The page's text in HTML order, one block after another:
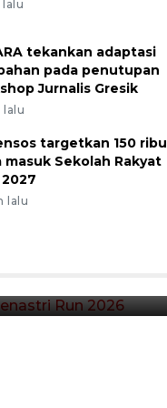
lalu
tekankan adaptasi
pada penutupan
Jurnalis Gresik
lalu
targetkan 150 ribu
masuk Sekolah Rakyat
lalu
Run